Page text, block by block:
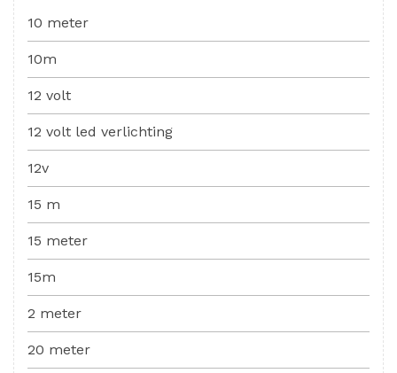
10 meter
10m
12 volt
12 volt led verlichting
12v
15 m
15 meter
15m
2 meter
20 meter